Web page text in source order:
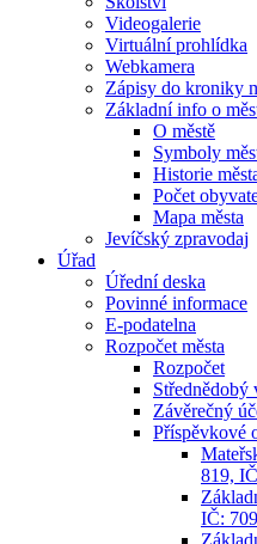
Videogalerie
Virtuální prohlídka
Webkamera
Zápisy do kroniky
Základní info o
O městě
Symboly
Historie
Počet
Mapa města
Jevíčský zpravodaj
Úřad
Úřední deska
Povinné informace
E-podatelna
Rozpočet města
Rozpočet
Střednědobý
Závěrečný
Příspěvkové
819,
IČ: